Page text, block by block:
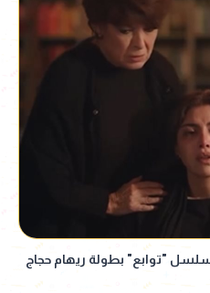
"توابع" بطولة ريهام حجاج